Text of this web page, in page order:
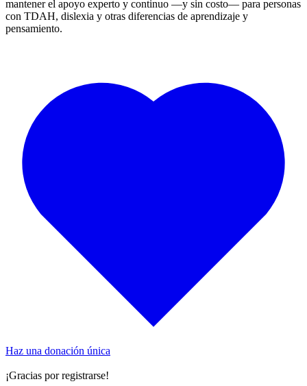
mantener el apoyo experto y continuo —y sin costo— para personas
con TDAH, dislexia y otras diferencias de aprendizaje y
pensamiento.
Haz una donación única
¡Gracias por registrarse!